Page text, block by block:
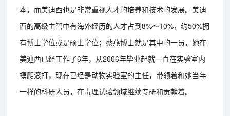
本，而美迪西也是非常重视人才的培养和技术的发展。美迪
西的高级主管中有海外经历的人才占到8%～10%，约50%拥
有博士学位或是硕士学位；蔡燕博士就是其中的一员，她在
美迪西已经工作了6年，从2006年毕业起就一直在实验室内
摸爬滚打，现在已经是动物实验室的主任，带领着和她当年
一样的科研人员，在毒理试验领域继续专研和贡献着。